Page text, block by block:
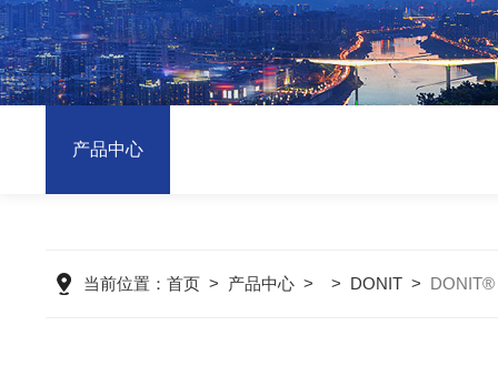
产品中心
当前位置： 首页> 产品中心> > DONIT> DONIT®